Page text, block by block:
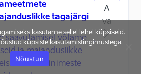
tagajärgi
saavutamisel võtame
ja majanduslikke
Eesti inimeste
A
va
kasutame sellel lehel küpsiseid.
küpsiste kasutamistingimustega.
Nõustun